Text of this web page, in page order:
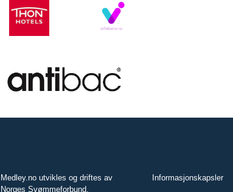
Medley.no utvikles og driftes av
Norges Svømmeforbund.
Informasjonskapsler